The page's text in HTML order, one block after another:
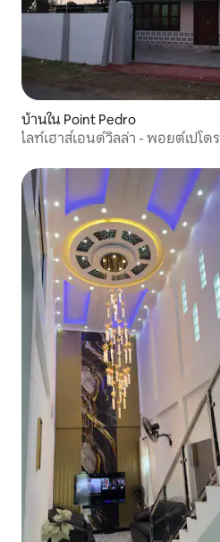
บ้านใน Point Pedro
ไลท์เฮาส์เอนด์วิลล่า - พอยต์เปโดร